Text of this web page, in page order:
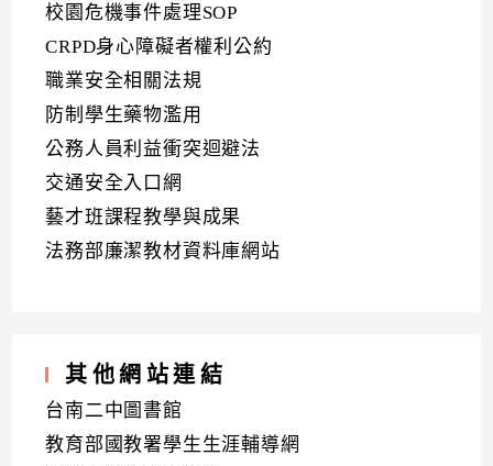
校園危機事件處理SOP
CRPD身心障礙者權利公約
職業安全相關法規
防制學生藥物濫用
公務人員利益衝突迴避法
交通安全入口網
藝才班課程教學與成果
法務部廉潔教材資料庫網站
其他網站連結
台南二中圖書館
教育部國教署學生生涯輔導網